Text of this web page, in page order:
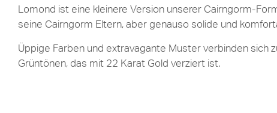
Lomond ist eine kleinere Version unserer Cairngorm-
seine Cairngorm Eltern, aber genauso solide und
Üppige Farben und extravagante Muster verbinden sich
Grüntönen, das mit 22 Karat Gold verziert ist.